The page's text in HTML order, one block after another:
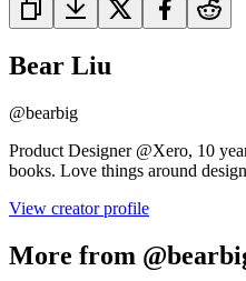
Bear Liu
@bearbig
Product Designer @Xero, 10
books. Love things around
View creator profile
More from